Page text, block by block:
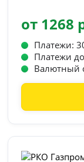
от 1268
Платежи:
Платежи
Валютный